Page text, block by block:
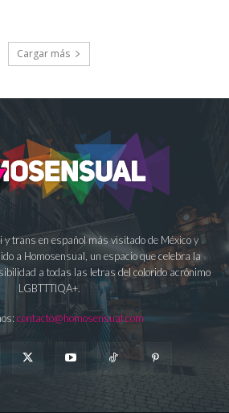
Cargar más
y trans en español más visitado de México y
a Homosensual, un espacio que celebra la
a todas las letras del colorido acrónimo
LGBTTTIQA+.
contacto@homosensual.com